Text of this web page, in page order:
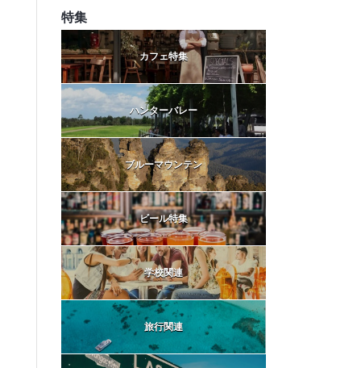
特集
カフェ特集
ハンターバレー
ブルーマウンテン
ビール特集
学校関連
旅行関連